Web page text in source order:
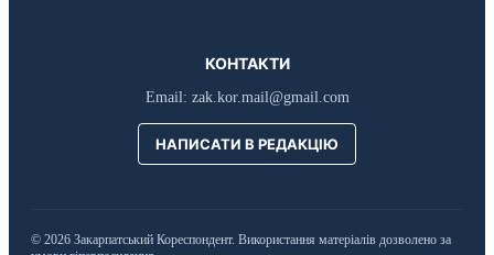
КОНТАКТИ
Email: zak.kor.mail@gmail.com
НАПИСАТИ В РЕДАКЦІЮ
© 2026 Закарпатський Кореспондент. Використання матеріалів дозволено за